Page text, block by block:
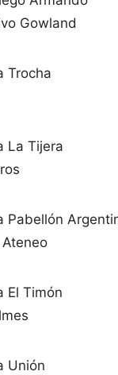
Gowland
Trocha
La Tijera
Pabellón
El Timón
Unión